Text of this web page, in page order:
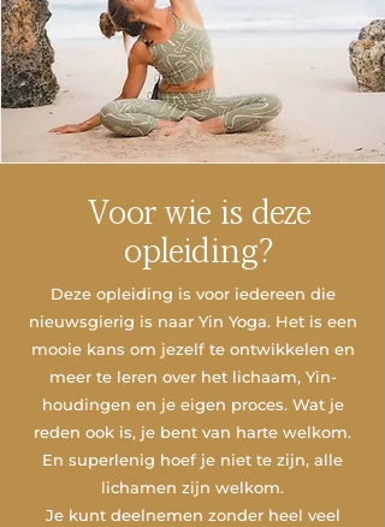
Voor wie is deze
opleiding?
Deze opleiding is voor iedereen die
nieuwsgierig is naar Yin Yoga. Het is een
mooie kans om jezelf te ontwikkelen en
meer te leren over het lichaam, Yin-
houdingen en je eigen proces. Wat je
reden ook is, je bent van harte welkom.
En superlenig hoef je niet te zijn, alle
lichamen zijn welkom.
Je kunt deelnemen zonder heel veel